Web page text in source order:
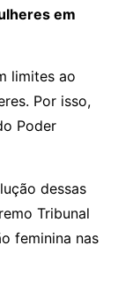
em
limites ao
Por isso,
Poder
dessas
Tribunal
feminina nas